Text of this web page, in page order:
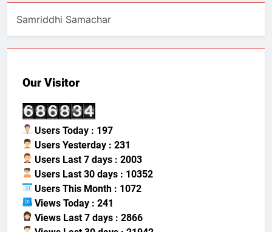
Samriddhi Samachar
Our Visitor
Users Today : 197
Users Yesterday : 231
Users Last 7 days : 2003
Users Last 30 days : 10352
Users This Month : 1072
Views Today : 241
Views Last 7 days : 2866